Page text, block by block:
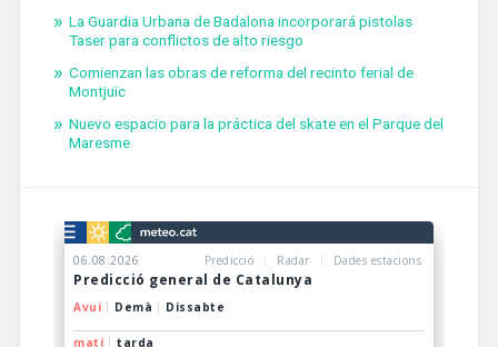
La Guardia Urbana de Badalona incorporará pistolas
Taser para conflictos de alto riesgo
Comienzan las obras de reforma del recinto ferial de
Montjuïc
Nuevo espacio para la práctica del skate en el Parque del
Maresme